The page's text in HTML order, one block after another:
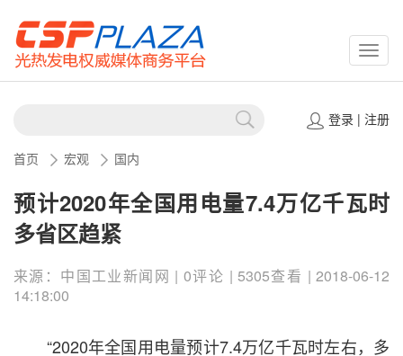
登录| 注册
首页 宏观 国内
预计2020年全国用电量7.4万亿千瓦时
多省区趋紧
来源：中国工业新闻网 | 0评论 | 5305查看 | 2018-06-12
14:18:00
“2020年全国用电量预计7.4万亿千瓦时左右，多